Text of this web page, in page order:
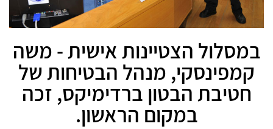
במסלול הצטיינות אישית - משה
קמפינסקי, מנהל הבטיחות של
חטיבת הבטון ברדימיקס, זכה
במקום הראשון.